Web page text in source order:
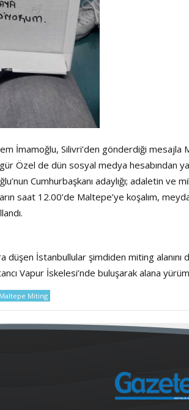
İmamoğlu, Silivri’den gönderdiği mesajla
Özel de dün sosyal medya hesabından
Cumhurbaşkanı adaylığı; adaletin ve
saat 12.00’de Maltepe’ye koşalım,
düşen İstanbullular şimdiden miting alanını
Vapur İskelesi’nde buluşarak alana
Miting